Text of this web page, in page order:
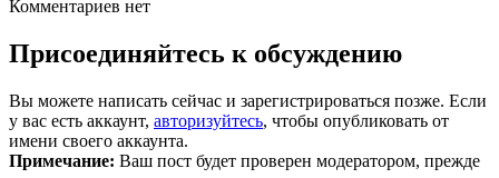
Комментариев нет
Присоединяйтесь к обсуждению
Вы можете написать сейчас и зарегистрироваться позже. Если
у вас есть аккаунт, авторизуйтесь, чтобы опубликовать от
имени своего аккаунта.
Примечание: Ваш пост будет проверен модератором, прежде